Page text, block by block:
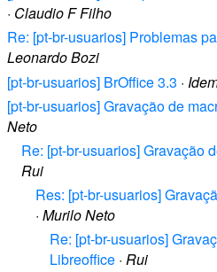
· Claudio F Filho
Re: [pt-br-usuarios] Problemas
Leonardo Bozi
[pt-br-usuarios] BrOffice 3.3 ·
[pt-br-usuarios] Gravação de
Neto
Re: [pt-br-usuarios] Gravação
Rui
Res: [pt-br-usuarios]
· Murilo Neto
Re: [pt-br-usuarios]
Libreoffice · Rui